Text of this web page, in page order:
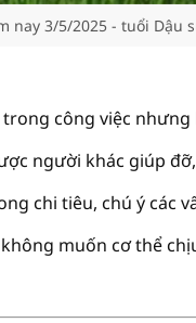
nay 3/5/2025 - tuổi Dậu
công việc
người khác giúp
chi tiêu, chú ý các
muốn cơ thể